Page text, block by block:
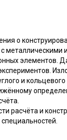
о
с
элементов.
и
расчёта и